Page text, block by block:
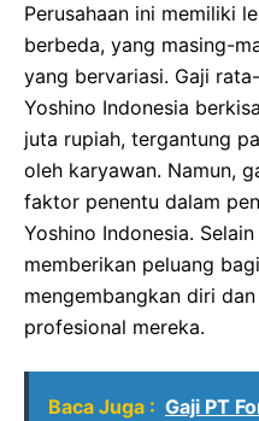
Perusahaan ini memiliki
berbeda, yang masing-
yang bervariasi. Gaji
Yoshino Indonesia
juta rupiah, tergantung
oleh karyawan. Namun,
faktor penentu dalam
Yoshino Indonesia.
memberikan peluang
mengembangkan diri
profesional mereka.
Baca Juga : Gaji PT